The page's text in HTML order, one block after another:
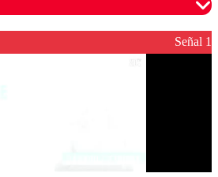
moderados para garantizar un
Señal 1